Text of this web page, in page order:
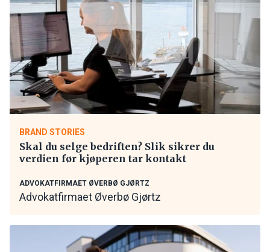
BRAND STORIES
Skal du selge bedriften? Slik sikrer du
verdien før kjøperen tar kontakt
ADVOKATFIRMAET ØVERBØ GJØRTZ
Advokatfirmaet Øverbø Gjørtz